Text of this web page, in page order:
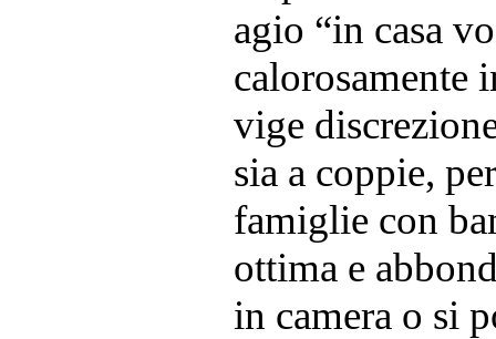
agio “in casa
calorosamente
vige
sia a coppie,
famiglie con
ottima e
in camera o si